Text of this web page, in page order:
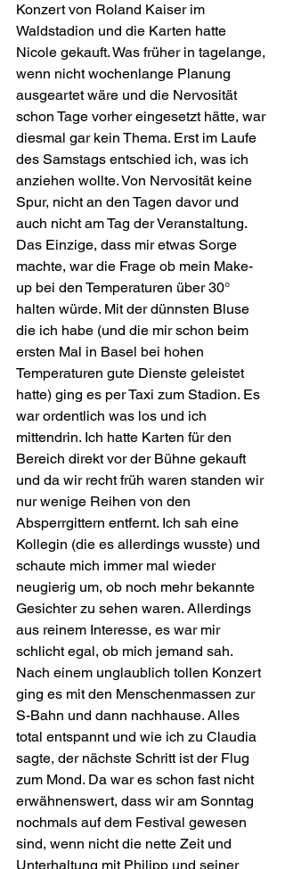
Konzert von Roland Kaiser im
Waldstadion und die Karten hatte
Nicole gekauft. Was früher in tagelange,
wenn nicht wochenlange Planung
ausgeartet wäre und die Nervosität
schon Tage vorher eingesetzt hätte, war
diesmal gar kein Thema. Erst im Laufe
des Samstags entschied ich, was ich
anziehen wollte. Von Nervosität keine
Spur, nicht an den Tagen davor und
auch nicht am Tag der Veranstaltung.
Das Einzige, dass mir etwas Sorge
machte, war die Frage ob mein Make-
up bei den Temperaturen über 30°
halten würde. Mit der dünnsten Bluse
die ich habe (und die mir schon beim
ersten Mal in Basel bei hohen
Temperaturen gute Dienste geleistet
hatte) ging es per Taxi zum Stadion. Es
war ordentlich was los und ich
mittendrin. Ich hatte Karten für den
Bereich direkt vor der Bühne gekauft
und da wir recht früh waren standen wir
nur wenige Reihen von den
Absperrgittern entfernt. Ich sah eine
Kollegin (die es allerdings wusste) und
schaute mich immer mal wieder
neugierig um, ob noch mehr bekannte
Gesichter zu sehen waren. Allerdings
aus reinem Interesse, es war mir
schlicht egal, ob mich jemand sah.
Nach einem unglaublich tollen Konzert
ging es mit den Menschenmassen zur
S-Bahn und dann nachhause. Alles
total entspannt und wie ich zu Claudia
sagte, der nächste Schritt ist der Flug
zum Mond. Da war es schon fast nicht
erwähnenswert, dass wir am Sonntag
nochmals auf dem Festival gewesen
sind, wenn nicht die nette Zeit und
Unterhaltung mit Philipp und seiner